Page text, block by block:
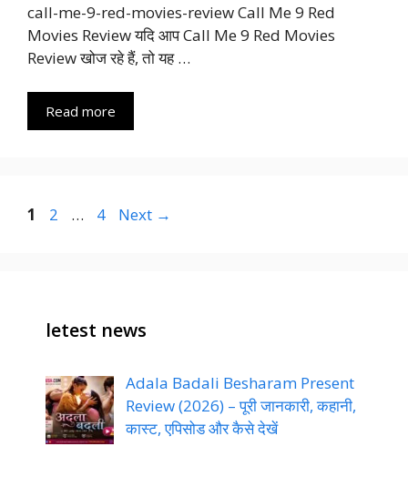
call-me-9-red-movies-review Call Me 9 Red
Movies Review यदि आप Call Me 9 Red Movies
Review खोज रहे हैं, तो यह …
Read more
Page
1 Page
2 … Page
4 Next →
letest news
Adala Badali Besharam Present
Review (2026) – पूरी जानकारी, कहानी,
कास्ट, एपिसोड और कैसे देखें